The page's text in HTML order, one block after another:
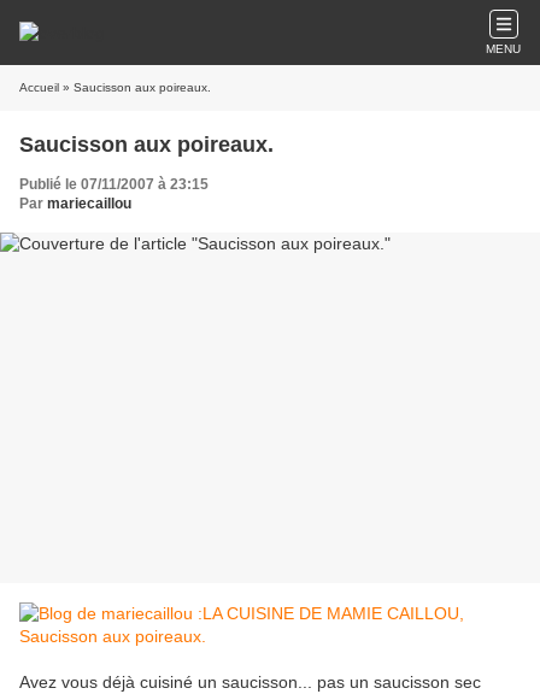
MENU
Accueil » Saucisson aux poireaux.
Saucisson aux poireaux.
Publié le 07/11/2007 à 23:15
Par mariecaillou
Avez vous déjà cuisiné un saucisson... pas un saucisson sec